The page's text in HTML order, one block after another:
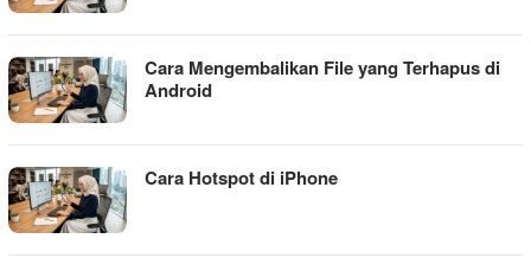
Cara Mengembalikan File yang Terhapus di
Android
Cara Hotspot di iPhone